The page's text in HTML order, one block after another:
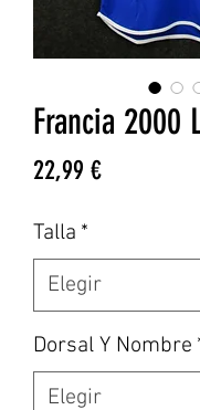
Francia 2000
22,99 €Precio
Talla *
Dorsal Y Nombre